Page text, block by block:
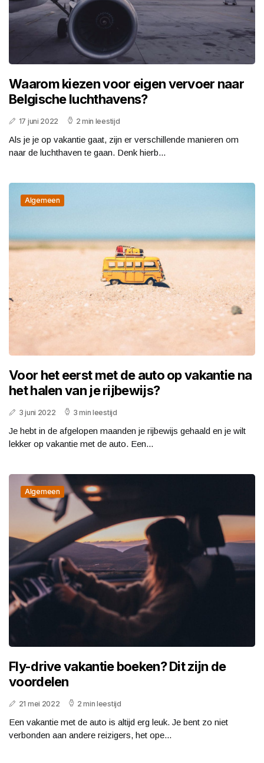
Waarom kiezen voor eigen vervoer naar
Belgische luchthavens?
17 juni 2022 2 min leestijd
Als je je op vakantie gaat, zijn er verschillende manieren om
naar de luchthaven te gaan. Denk hierb...
Algemeen
Voor het eerst met de auto op vakantie na
het halen van je rijbewijs?
3 juni 2022 3 min leestijd
Je hebt in de afgelopen maanden je rijbewijs gehaald en je wilt
lekker op vakantie met de auto. Een...
Algemeen
Fly-drive vakantie boeken? Dit zijn de
voordelen
21 mei 2022 2 min leestijd
Een vakantie met de auto is altijd erg leuk. Je bent zo niet
verbonden aan andere reizigers, het ope...